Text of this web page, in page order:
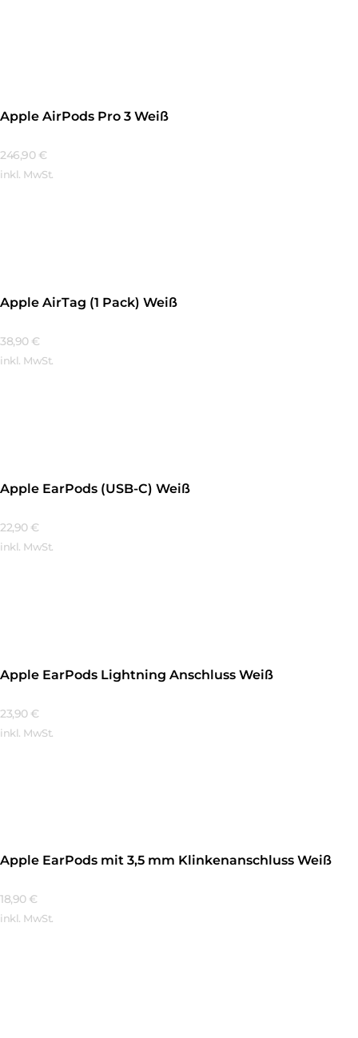
Apple AirPods Pro 3 Weiß
246,90 €
inkl. MwSt.
Apple AirTag (1 Pack) Weiß
38,90 €
inkl. MwSt.
Apple EarPods (USB-C) Weiß
22,90 €
inkl. MwSt.
Apple EarPods Lightning Anschluss Weiß
23,90 €
inkl. MwSt.
Apple EarPods mit 3,5 mm Klinkenanschluss Weiß
18,90 €
inkl. MwSt.